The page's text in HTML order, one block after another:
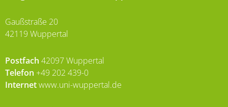
Gaußstraße 20
42119 Wuppertal
Postfach 42097 Wuppertal
Telefon +49 202 439-0
Internetwww.uni-wuppertal.de